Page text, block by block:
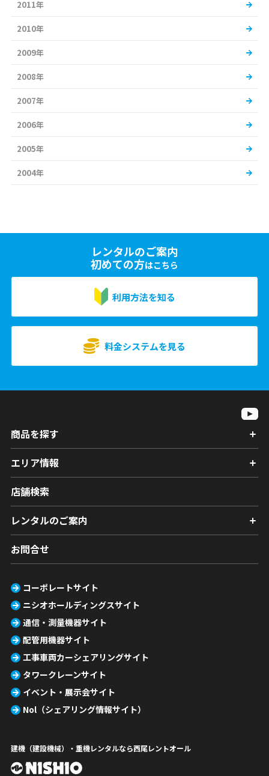
2011年
2010年
2009年
2008年
2007年
2006年
2005年
2004年
レンタルのご案内
初めての方はこちら
利用方法を知る
料金システムを見る
商品を探す
エリア情報
店舗検索
レンタルのご案内
お問合せ
コーポレートサイト
ニシオホールディングスサイト
通信・測量機器サイト
配管用機器サイト
工事車両カーシェアリングサイト
タワークレーンサイト
イベント・展示会サイト
Nol（シェアリング情報サイト）
建機（建設機械）・重機レンタルなら西尾レントオール